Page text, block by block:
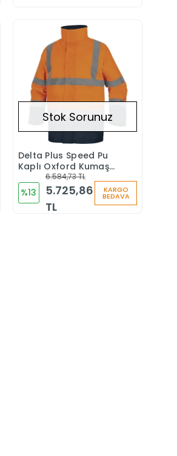
Stokta Yok
Stok Sorunuz
Delta Plus Speed Pu
Kaplı Oxford Kumaş
5+1 Parka Turuncu
%13
6.584,73 TL
5.725,86
TL
KARGO
BEDAVA